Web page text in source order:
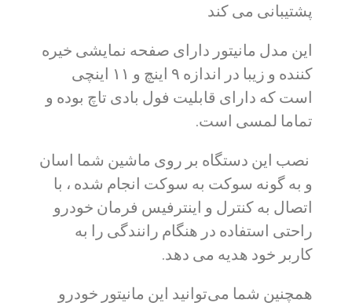
پشتیبانی می کند
این مدل مانیتور دارای صفحه نمایشی خیره
کننده و زیبا در اندازه ۹ اینچ و ۱۱ اینچی
است که دارای قابلیت فول بادی تاچ بوده و
تماما لمسی است.
نصب این دستگاه بر روی ماشین شما اسان
و به گونه سوکت به سوکت انجام شده ، با
اتصال به کنترل و اینترفیس فرمان خودرو
راحتی استفاده در هنگام رانندگی را به
کاربر خود هدیه می دهد.
همچنین شما می‌توانید این مانیتور خودرو